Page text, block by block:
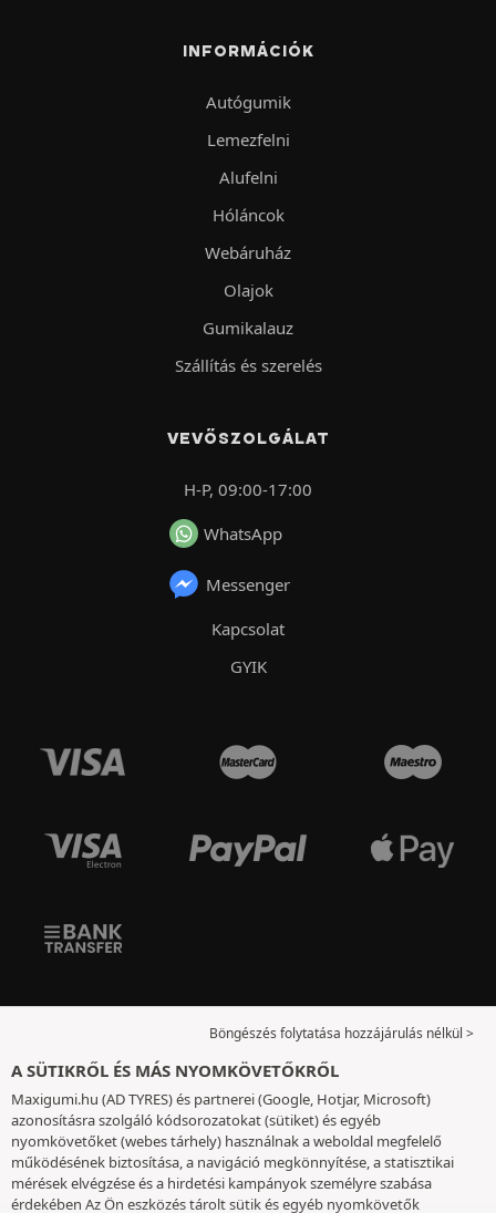
INFORMÁCIÓK
Autógumik
Lemezfelni
Alufelni
Hóláncok
Webáruház
Olajok
Gumikalauz
Szállítás és szerelés
VEVŐSZOLGÁLAT
H-P, 09:00-17:00
WhatsApp
Messenger
Kapcsolat
GYIK
Böngészés folytatása hozzájárulás nélkül >
A SÜTIKRŐL ÉS MÁS NYOMKÖVETŐKRŐL
Maxigumi.hu (AD TYRES) és partnerei (Google, Hotjar, Microsoft)
azonosításra szolgáló kódsorozatokat (sütiket) és egyéb
nyomkövetőket (webes tárhely) használnak a weboldal megfelelő
működésének biztosítása, a navigáció megkönnyítése, a statisztikai
mérések elvégzése és a hirdetési kampányok személyre szabása
érdekében Az Ön eszközés tárolt sütik és egyéb nyomkövetők